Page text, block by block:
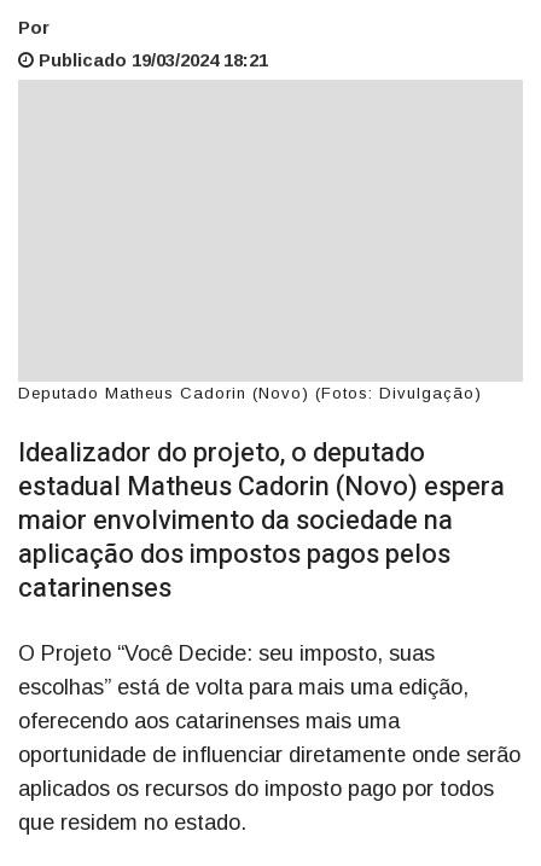
Por
Publicado 19/03/2024 18:21
Deputado Matheus Cadorin (Novo) (Fotos: Divulgação)
Idealizador do projeto, o deputado
estadual Matheus Cadorin (Novo) espera
maior envolvimento da sociedade na
aplicação dos impostos pagos pelos
catarinenses
O Projeto “Você Decide: seu imposto, suas
escolhas” está de volta para mais uma edição,
oferecendo aos catarinenses mais uma
oportunidade de influenciar diretamente onde serão
aplicados os recursos do imposto pago por todos
que residem no estado.